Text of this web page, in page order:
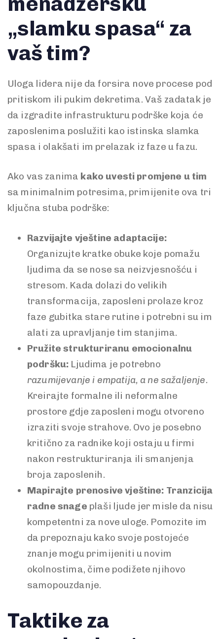
„slamku spasa“ za
vaš tim?
Uloga lidera nije da forsira nove procese pod
pritiskom ili pukim dekretima. Vaš zadatak je
da izgradite infrastrukturu podrške koja će
zaposlenima poslužiti kao istinska slamka
spasa i olakšati im prelazak iz faze u fazu.
Ako vas zanima kako uvesti promjene u tim
sa minimalnim potresima, primijenite ova tri
ključna stuba podrške:
Razvijajte vještine adaptacije:
Organizujte kratke obuke koje pomažu
ljudima da se nose sa neizvjesnošću i
stresom. Kada dolazi do velikih
transformacija, zaposleni prolaze kroz
faze gubitka stare rutine i potrebni su im
alati za upravljanje tim stanjima.
Pružite strukturiranu emocionalnu
podršku: Ljudima je potrebno
razumijevanje i empatija, a ne sažaljenje.
Kreirajte formalne ili neformalne
prostore gdje zaposleni mogu otvoreno
izraziti svoje strahove. Ovo je posebno
kritično za radnike koji ostaju u firmi
nakon restrukturiranja ili smanjenja
broja zaposlenih.
Mapirajte prenosive vještine: Tranzicija
radne snage plaši ljude jer misle da nisu
kompetentni za nove uloge. Pomozite im
da prepoznaju kako svoje postojeće
znanje mogu primijeniti u novim
okolnostima, čime podižete njihovo
samopouzdanje.
Taktike za